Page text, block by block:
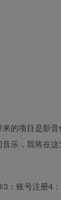
的项目是影
乐，我将在
：账号注册4